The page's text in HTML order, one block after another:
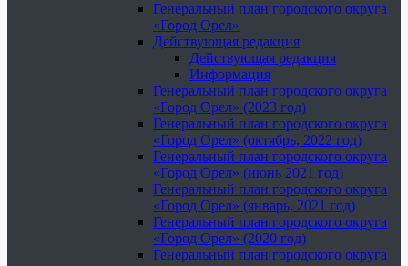
Генеральный план городского округа
«Город Орел»
Действующая редакция
Действующая редакция
Информация
Генеральный план городского округа
«Город Орел» (2023 год)
Генеральный план городского округа
«Город Орел» (октябрь, 2022 год)
Генеральный план городского округа
«Город Орел» (июнь 2021 год)
Генеральный план городского округа
«Город Орел» (январь, 2021 год)
Генеральный план городского округа
«Город Орел» (2020 год)
Генеральный план городского округа